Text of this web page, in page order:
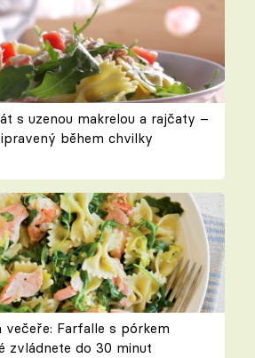
s uzenou makrelou a rajčaty –
během chvilky
večeře: Farfalle s pórkem
zvládnete do 30 minut